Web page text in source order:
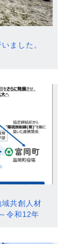
ました。
共創人材
令和12年